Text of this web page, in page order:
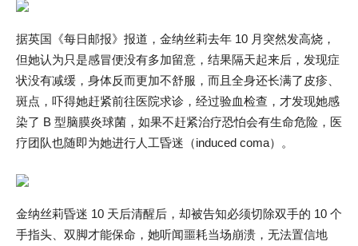
据英国《每日邮报》报道，金纳丝莉去年 10 月突然发高烧，
但她认为只是感冒便没有多加留意，结果隔天起来后，发现症
状没有减缓，身体反而更加不舒服，而且全身还长满了皮疹、
斑点，吓得她赶紧前往医院求诊，经过验血检查，才发现她感
染了 B 型脑膜炎球菌，如果不赶紧治疗恐怕会有生命危险，医
疗团队也随即为她进行人工昏迷（induced coma）。
金纳丝莉昏迷 10 天后清醒后，却被告知必须切除双手的 10 个
手指头、双脚才能保命，她听闻噩耗当场崩溃，无法置信地